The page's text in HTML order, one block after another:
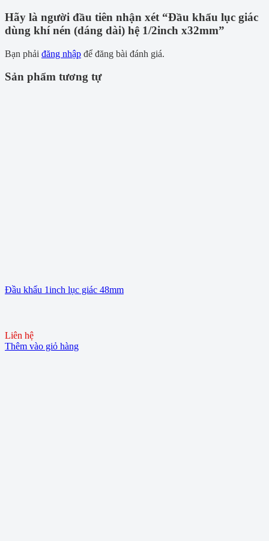
Hãy là người đầu tiên nhận xét “Đầu khẩu lục giác
dùng khí nén (dáng dài) hệ 1/2inch x32mm”
Bạn phải đăng nhập để đăng bài đánh giá.
Sản phẩm tương tự
Đầu khẩu 1inch lục giác 48mm
Liên hệ
Thêm vào giỏ hàng